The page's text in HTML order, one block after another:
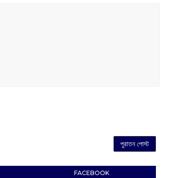
পুরাতন পোস্ট
FACEBOOK